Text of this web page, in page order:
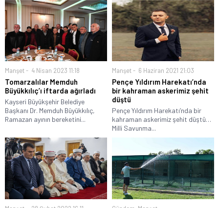
Manşet 4 Nisan 2023 11:18
Tomarzalılar Memduh
Büyükkılıç’ı iftarda ağırladı
Kayseri Büyükşehir Belediye
Başkanı Dr. Memduh Büyükkılıç,
Ramazan ayının bereketini...
Manşet 6 Haziran 2021 21:03
Pençe Yıldırım Harekatı’nda
bir kahraman askerimiz şehit
düştü
Pençe Yıldırım Harekatı’nda bir
kahraman askerimiz şehit düştü…
Milli Savunma...